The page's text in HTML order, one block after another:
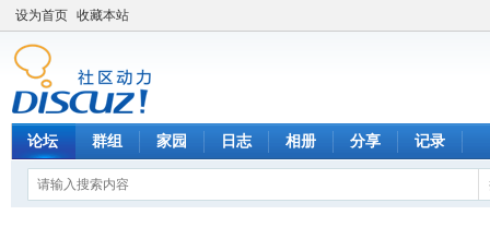
设为首页 收藏本站
论坛 群组 家园 日志 相册 分享 记录